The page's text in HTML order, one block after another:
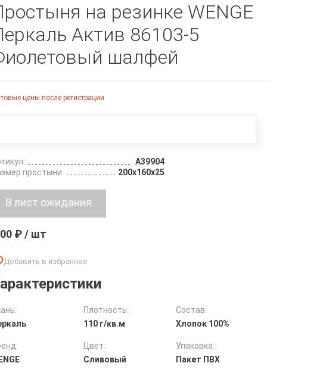
на резинке WENGE
Актив 86103-5
шалфей
цены после регистрации
A39904
простыни:
200х160х25
₽ / шт
Плотность:
110 г/кв.м
Состав:
Хлопок 100%
Цвет:
Сливовый
Упаковка:
Пакет ПВХ